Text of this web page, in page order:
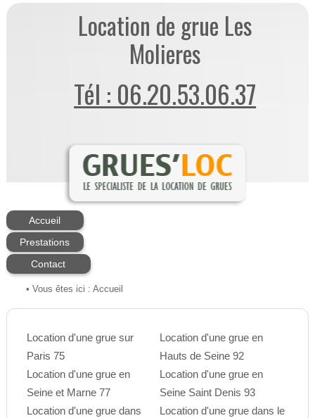
Location de grue Les
Molieres
Tél : 06.20.53.06.37
Accueil
Prestations
Contact
• Vous êtes ici : Accueil
Location d'une grue sur
Paris 75
Location d'une grue en
Seine et Marne 77
Location d'une grue dans
Location d'une grue en
Hauts de Seine 92
Location d'une grue en
Seine Saint Denis 93
Location d'une grue dans le